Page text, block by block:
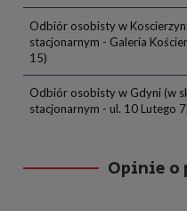
Odbiór osobisty w
stacjonarnym - Galeria
15)
Odbiór osobisty w Gdyni(w
stacjonarnym - ul. 10 Lutego
Opinie o